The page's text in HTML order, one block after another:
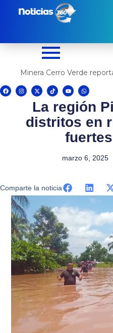
F
a
c
I
n
s
X
-
t
i
t
t
e
T
i
k
t
Y
o
u
t
u
b
e
W
h
a
t
s
p
p
La región
distritos en
marzo 6, 2025
Comparte la noticia